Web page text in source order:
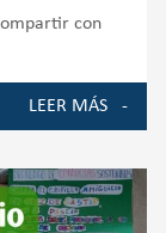
con
la vida del
un año de
LEER MÁS